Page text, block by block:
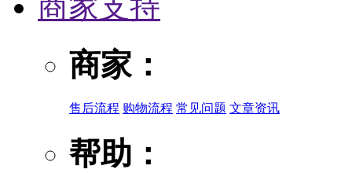
商家：
售后流程 购物流程 常见问题 文章资讯
帮助：